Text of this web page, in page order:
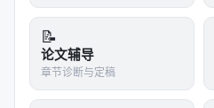
📝
论文辅导
章节诊断与定稿